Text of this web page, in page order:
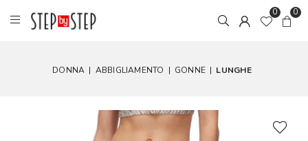
0 0
DONNA | ABBIGLIAMENTO | GONNE | LUNGHE